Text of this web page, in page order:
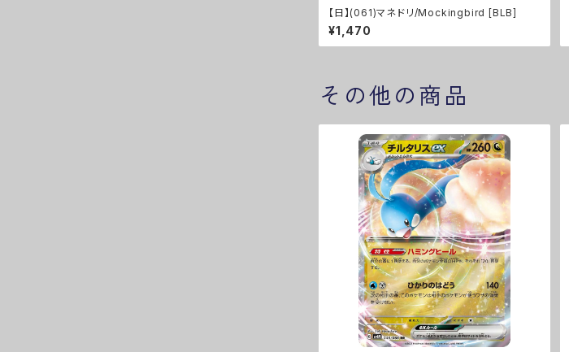
【日】(061)マネドリ/Mockingbird [BLB]
¥1,470
その他の商品